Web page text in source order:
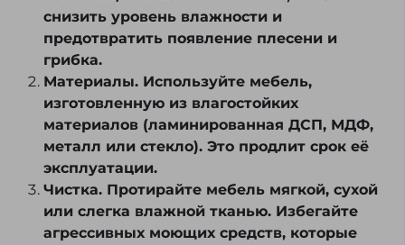
снизить уровень влажности и
предотвратить появление плесени и
грибка.
Материалы. Используйте мебель,
изготовленную из влагостойких
материалов (ламинированная ДСП, МДФ,
металл или стекло). Это продлит срок её
эксплуатации.
Чистка. Протирайте мебель мягкой, сухой
или слегка влажной тканью. Избегайте
агрессивных моющих средств, которые